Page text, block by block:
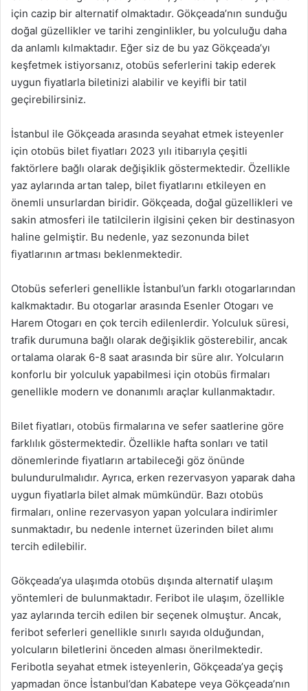
için cazip bir alternatif olmaktadır. Gökçeada’nın sunduğu
doğal güzellikler ve tarihi zenginlikler, bu yolculuğu daha
da anlamlı kılmaktadır. Eğer siz de bu yaz Gökçeada’yı
keşfetmek istiyorsanız, otobüs seferlerini takip ederek
uygun fiyatlarla biletinizi alabilir ve keyifli bir tatil
geçirebilirsiniz.
İstanbul ile Gökçeada arasında seyahat etmek isteyenler
için otobüs bilet fiyatları 2023 yılı itibarıyla çeşitli
faktörlere bağlı olarak değişiklik göstermektedir. Özellikle
yaz aylarında artan talep, bilet fiyatlarını etkileyen en
önemli unsurlardan biridir. Gökçeada, doğal güzellikleri ve
sakin atmosferi ile tatilcilerin ilgisini çeken bir destinasyon
haline gelmiştir. Bu nedenle, yaz sezonunda bilet
fiyatlarının artması beklenmektedir.
Otobüs seferleri genellikle İstanbul’un farklı otogarlarından
kalkmaktadır. Bu otogarlar arasında Esenler Otogarı ve
Harem Otogarı en çok tercih edilenlerdir. Yolculuk süresi,
trafik durumuna bağlı olarak değişiklik gösterebilir, ancak
ortalama olarak 6-8 saat arasında bir süre alır. Yolcuların
konforlu bir yolculuk yapabilmesi için otobüs firmaları
genellikle modern ve donanımlı araçlar kullanmaktadır.
Bilet fiyatları, otobüs firmalarına ve sefer saatlerine göre
farklılık göstermektedir. Özellikle hafta sonları ve tatil
dönemlerinde fiyatların artabileceği göz önünde
bulundurulmalıdır. Ayrıca, erken rezervasyon yaparak daha
uygun fiyatlarla bilet almak mümkündür. Bazı otobüs
firmaları, online rezervasyon yapan yolculara indirimler
sunmaktadır, bu nedenle internet üzerinden bilet alımı
tercih edilebilir.
Gökçeada’ya ulaşımda otobüs dışında alternatif ulaşım
yöntemleri de bulunmaktadır. Feribot ile ulaşım, özellikle
yaz aylarında tercih edilen bir seçenek olmuştur. Ancak,
feribot seferleri genellikle sınırlı sayıda olduğundan,
yolcuların biletlerini önceden alması önerilmektedir.
Feribotla seyahat etmek isteyenlerin, Gökçeada’ya geçiş
yapmadan önce İstanbul’dan Kabatepe veya Gökçeada’nın